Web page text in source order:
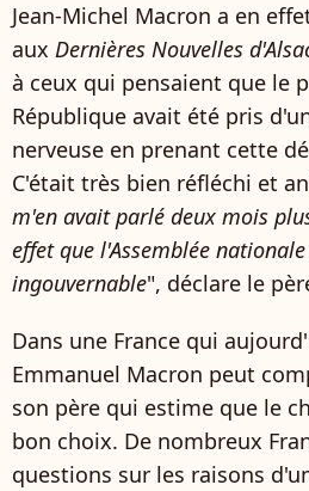
Jean-Michel Macron a en
aux Dernières Nouvelles
à ceux qui pensaient que le
République avait été pris
nerveuse en prenant cette
C'était très bien réfléchi et
m'en avait parlé deux mois
effet que l'Assemblée
ingouvernable", déclare le
Dans une France qui
Emmanuel Macron peut
son père qui estime que le
bon choix. De nombreux
questions sur les raisons